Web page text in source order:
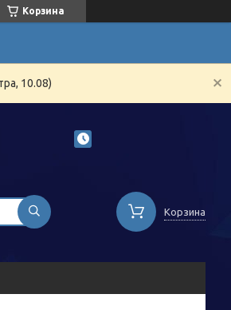
Корзина
10.08)
Корзина